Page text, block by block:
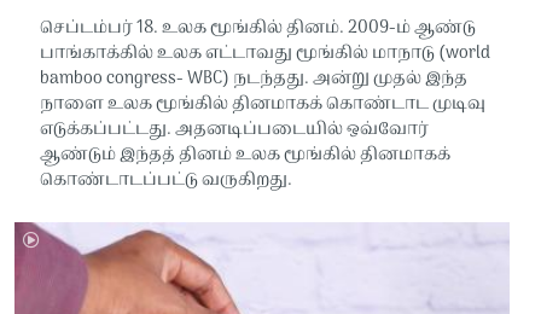
செப்டம்பர் 18. உலக மூங்கில் தினம். 2009-ம் ஆண்டு
பாங்காக்கில் உலக எட்டாவது மூங்கில் மாநாடு (world
bamboo congress- WBC) நடந்தது. அன்று முதல் இந்த
நாளை உலக மூங்கில் தினமாகக் கொண்டாட முடிவு
எடுக்கப்பட்டது. அதனடிப்படையில் ஒவ்வோர்
ஆண்டும் இந்தத் தினம் உலக மூங்கில் தினமாகக்
கொண்டாடப்பட்டு வருகிறது.